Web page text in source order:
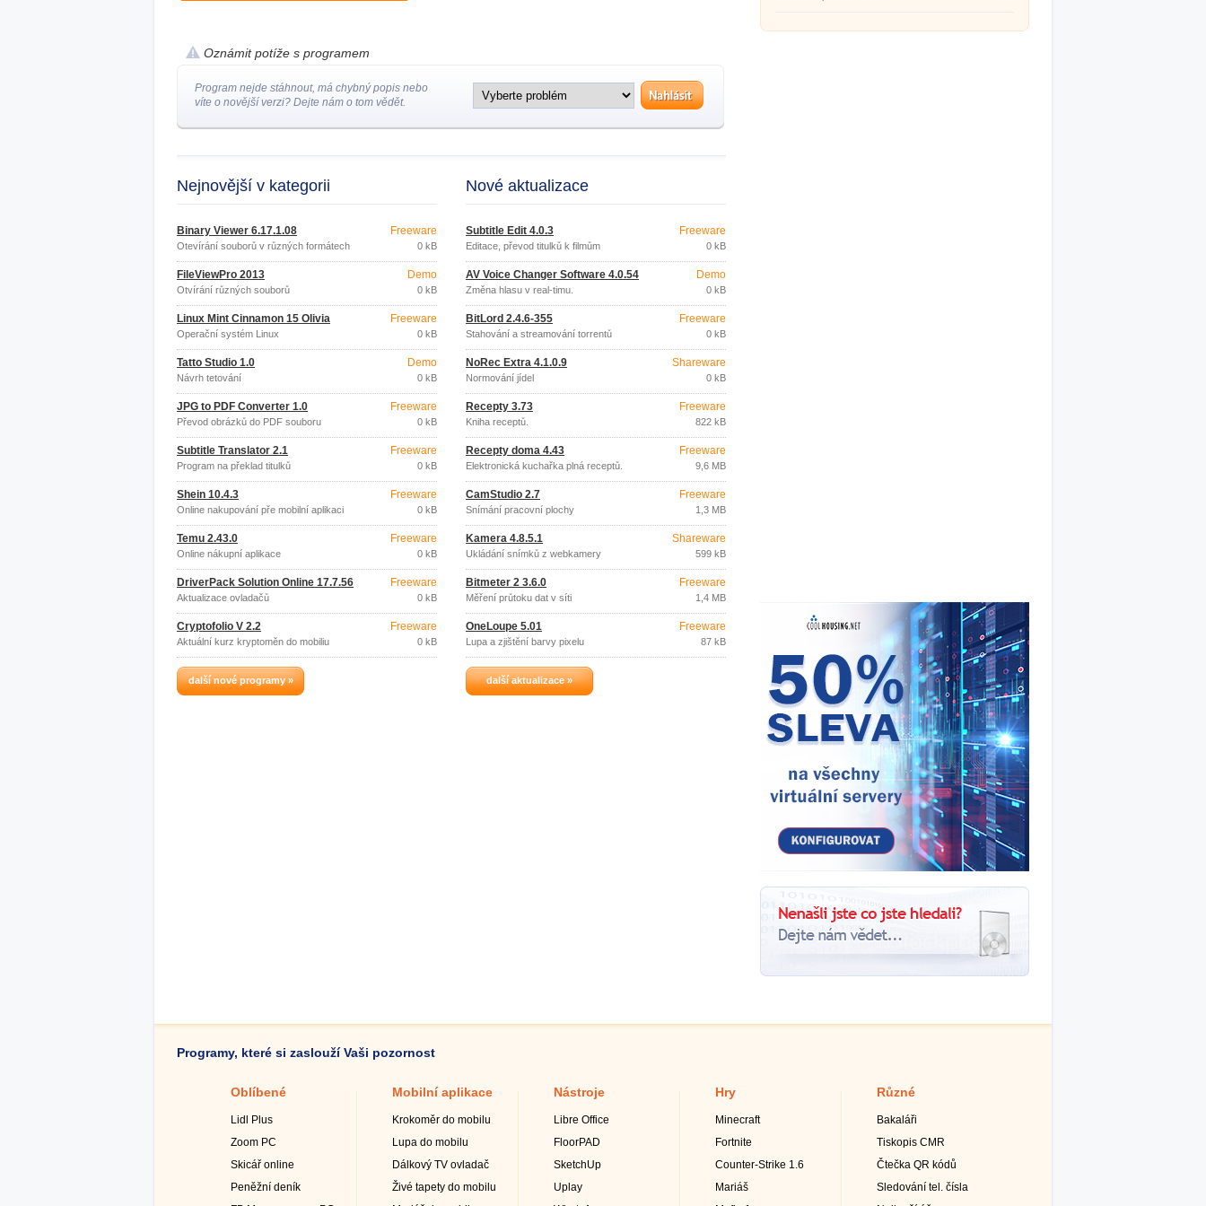
Oznámit potíže s programem
Program nejde stáhnout, má chybný popis nebo
víte o novější verzi? Dejte nám o tom vědět.
Nejnovější v kategorii
Binary Viewer 6.17.1.08
Otevírání souborů v různých formátech
Freeware
0 kB
FileViewPro 2013
Otvírání různých souborů
Demo
0 kB
Linux Mint Cinnamon 15 Olivia
Operační systém Linux
Freeware
0 kB
Tatto Studio 1.0
Návrh tetování
Demo
0 kB
JPG to PDF Converter 1.0
Převod obrázků do PDF souboru
Freeware
0 kB
Subtitle Translator 2.1
Program na překlad titulků
Freeware
0 kB
Shein 10.4.3
Online nakupování pře mobilní aplikaci
Freeware
0 kB
Temu 2.43.0
Online nákupní aplikace
Freeware
0 kB
DriverPack Solution Online 17.7.56
Aktualizace ovladačů
Freeware
0 kB
Cryptofolio V 2.2
Aktuální kurz kryptoměn do mobiliu
Freeware
0 kB
další nové programy »
Nové aktualizace
Subtitle Edit 4.0.3
Editace, převod titulků k filmům
Freeware
0 kB
AV Voice Changer Software 4.0.54
Změna hlasu v real-timu.
Demo
0 kB
BitLord 2.4.6-355
Stahování a streamování torrentů
Freeware
0 kB
NoRec Extra 4.1.0.9
Normování jídel
Shareware
0 kB
Recepty 3.73
Kniha receptů.
Freeware
822 kB
Recepty doma 4.43
Elektronická kuchařka plná receptů.
Freeware
9,6 MB
CamStudio 2.7
Snímání pracovní plochy
Freeware
1,3 MB
Kamera 4.8.5.1
Ukládání snímků z webkamery
Shareware
599 kB
Bitmeter 2 3.6.0
Měření průtoku dat v síti
Freeware
1,4 MB
OneLoupe 5.01
Lupa a zjištění barvy pixelu
Freeware
87 kB
další aktualizace »
Programy, které si zaslouží Vaši pozornost
Oblíbené
Lidl Plus
Zoom PC
Skicář online
Peněžní deník
Mobilní aplikace
Krokoměr do mobilu
Lupa do mobilu
Dálkový TV ovladač
Živé tapety do mobilu
Nástroje
Libre Office
FloorPAD
SketchUp
Uplay
Hry
Minecraft
Fortnite
Counter-Strike 1.6
Mariáš
Různé
Bakaláři
Tiskopis CMR
Čtečka QR kódů
Sledování tel. čísla